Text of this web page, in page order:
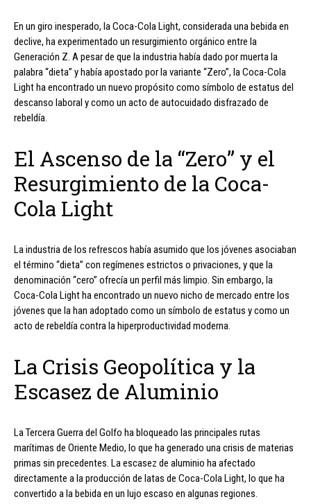
En un giro inesperado, la Coca-Cola Light, considerada una bebida en
declive, ha experimentado un resurgimiento orgánico entre la
Generación Z. A pesar de que la industria había dado por muerta la
palabra “dieta” y había apostado por la variante “Zero”, la Coca-Cola
Light ha encontrado un nuevo propósito como símbolo de estatus del
descanso laboral y como un acto de autocuidado disfrazado de
rebeldía.
El Ascenso de la “Zero” y el
Resurgimiento de la Coca-
Cola Light
La industria de los refrescos había asumido que los jóvenes asociaban
el término “dieta” con regímenes estrictos o privaciones, y que la
denominación “cero” ofrecía un perfil más limpio. Sin embargo, la
Coca-Cola Light ha encontrado un nuevo nicho de mercado entre los
jóvenes que la han adoptado como un símbolo de estatus y como un
acto de rebeldía contra la hiperproductividad moderna.
La Crisis Geopolítica y la
Escasez de Aluminio
La Tercera Guerra del Golfo ha bloqueado las principales rutas
marítimas de Oriente Medio, lo que ha generado una crisis de materias
primas sin precedentes. La escasez de aluminio ha afectado
directamente a la producción de latas de Coca-Cola Light, lo que ha
convertido a la bebida en un lujo escaso en algunas regiones.